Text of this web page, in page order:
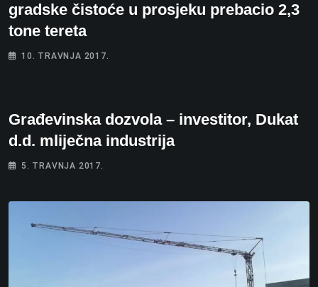
gradske čistoće u prosjeku prebacio 2,3
tone tereta
10. TRAVNJA 2017.
Građevinska dozvola – investitor, Dukat
d.d. mliječna industrija
5. TRAVNJA 2017.